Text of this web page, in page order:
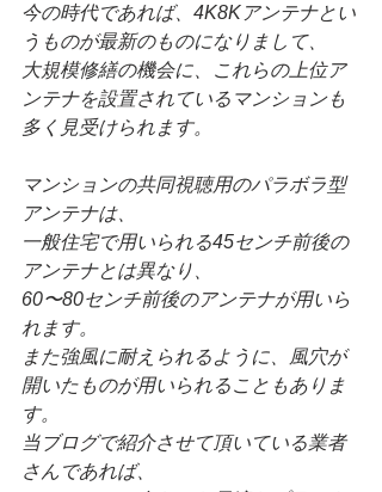
今の時代であれば、4K8Kアンテナとい
うものが最新のものになりまして、
大規模修繕の機会に、これらの上位ア
ンテナを設置されているマンションも
多く見受けられます。
マンションの共同視聴用のパラボラ型
アンテナは、
一般住宅で用いられる45センチ前後の
アンテナとは異なり、
60〜80センチ前後のアンテナが用いら
れます。
また強風に耐えられるように、風穴が
開いたものが用いられることもありま
す。
当ブログで紹介させて頂いている業者
さんであれば、